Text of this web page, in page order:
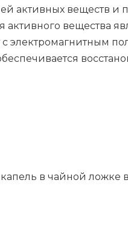
активных веществ
вещества
электромагнитным
в чайной ложке